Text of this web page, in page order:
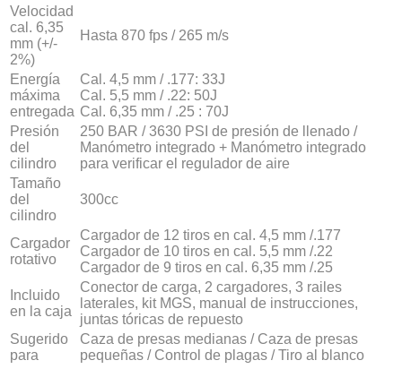
Velocidad
cal. 6,35
mm (+/-
2%)
Hasta 870 fps / 265 m/s
Energía
máxima
entregada
Cal. 4,5 mm / .177: 33J
Cal. 5,5 mm / .22: 50J
Cal. 6,35 mm / .25 : 70J
Presión
del
cilindro
250 BAR / 3630 PSI de presión de llenado /
Manómetro integrado + Manómetro integrado
para verificar el regulador de aire
Tamaño
del
cilindro
300cc
Cargador
rotativo
Cargador de 12 tiros en cal. 4,5 mm /.177
Cargador de 10 tiros en cal. 5,5 mm /.22
Cargador de 9 tiros en cal. 6,35 mm /.25
Incluido
en la caja
Conector de carga, 2 cargadores, 3 railes
laterales, kit MGS, manual de instrucciones,
juntas tóricas de repuesto
Sugerido
para
Caza de presas medianas / Caza de presas
pequeñas / Control de plagas / Tiro al blanco